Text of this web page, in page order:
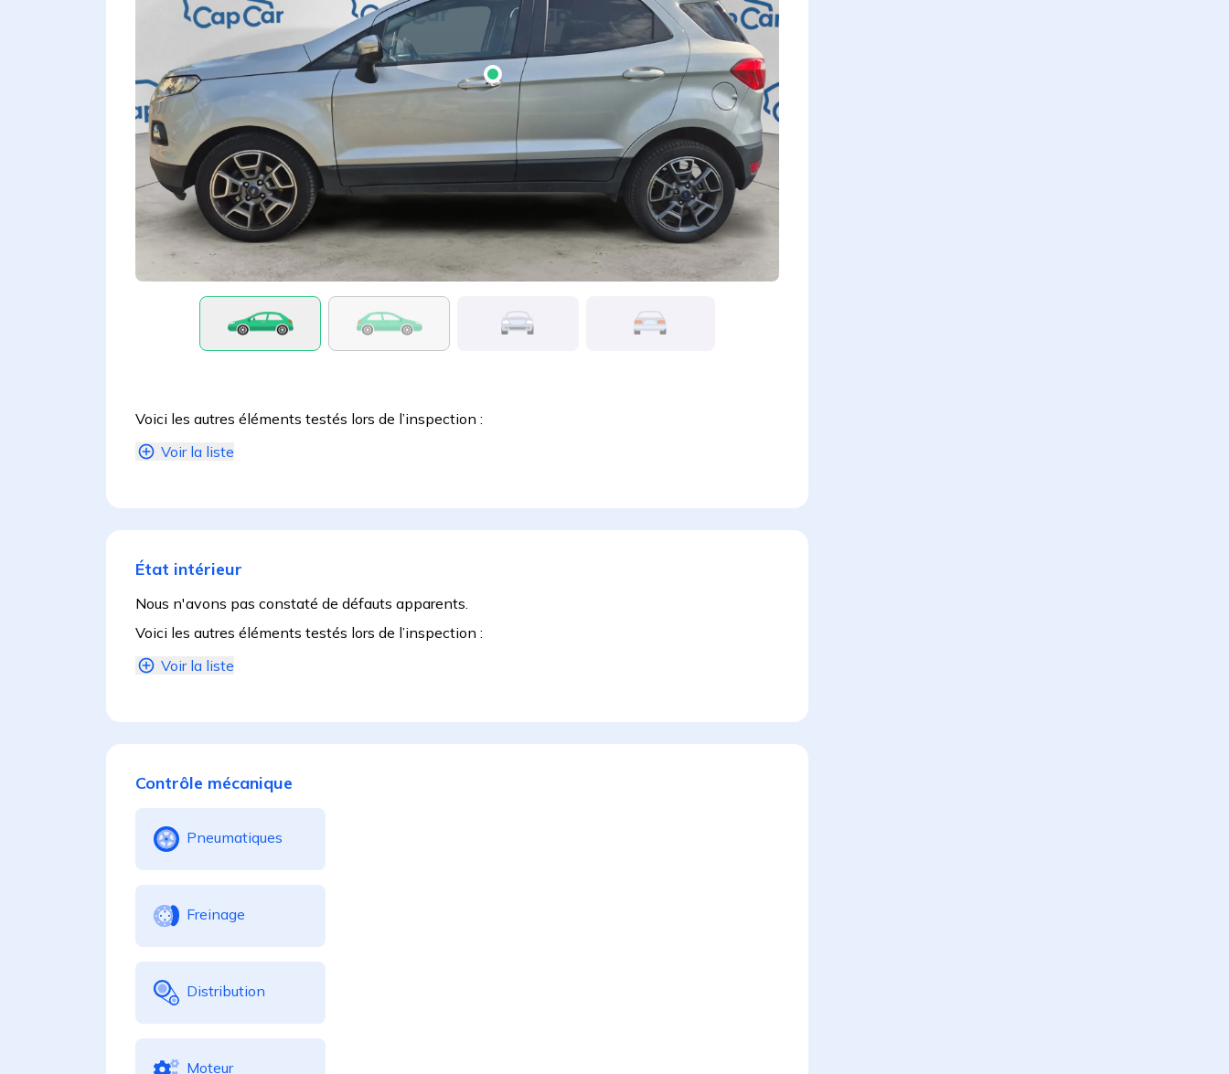
Voici les autres éléments testés lors de l’inspection :
Voir la liste
État intérieur
Nous n'avons pas constaté de défauts apparents.
Voici les autres éléments testés lors de l’inspection :
Voir la liste
Contrôle mécanique
Pneumatiques
Freinage
Distribution
Moteur